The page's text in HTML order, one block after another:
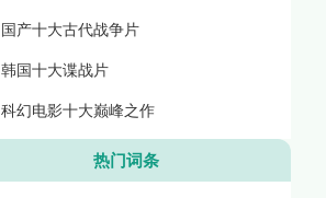
国产十大古代战争片
韩国十大谍战片
科幻电影十大巅峰之作
热门词条